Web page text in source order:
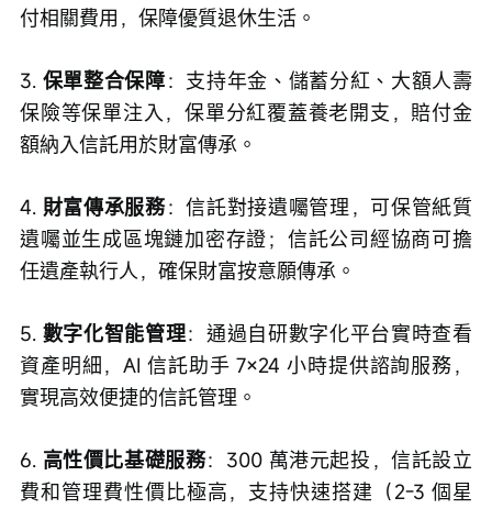
付相關費用，保障優質退休生活。
3. 保單整合保障：支持年金、儲蓄分紅、大額人壽
保險等保單注入，保單分紅覆蓋養老開支，賠付金
額納入信託用於財富傳承。
4. 財富傳承服務：信託對接遺囑管理，可保管紙質
遺囑並生成區塊鏈加密存證；信託公司經協商可擔
任遺產執行人，確保財富按意願傳承。
5. 數字化智能管理：通過自研數字化平台實時查看
資產明細，AI 信託助手 7×24 小時提供諮詢服務，
實現高效便捷的信託管理。
6. 高性價比基礎服務：300 萬港元起投，信託設立
費和管理費性價比極高，支持快速搭建（2-3 個星